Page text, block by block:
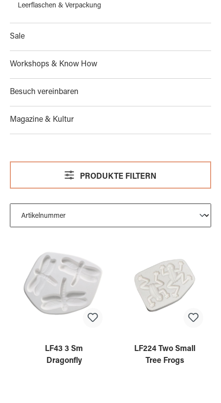
Leerflaschen & Verpackung
Sale
Workshops & Know How
Besuch vereinbaren
Magazine & Kultur
PRODUKTE FILTERN
LF43 3 Sm
Dragonfly
LF224 Two Small
Tree Frogs